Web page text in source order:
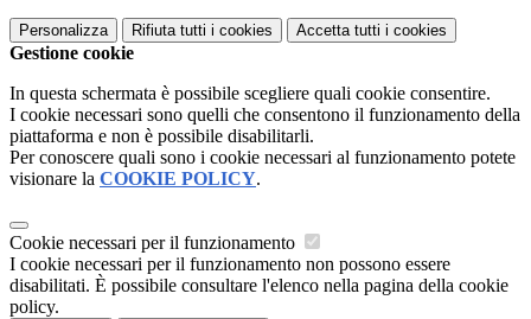
Personalizza Rifiuta tutti i cookies Accetta tutti i cookies
Gestione cookie
In questa schermata è possibile scegliere quali cookie consentire.
I cookie necessari sono quelli che consentono il funzionamento della
piattaforma e non è possibile disabilitarli.
Per conoscere quali sono i cookie necessari al funzionamento potete
visionare la COOKIE POLICY.
Cookie necessari per il funzionamento
I cookie necessari per il funzionamento non possono essere
disabilitati. È possibile consultare l'elenco nella pagina della cookie
policy.